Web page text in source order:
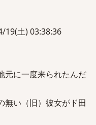
19(土) 03:38:36
元に一度来られたんだ
無い（旧）彼女がド田